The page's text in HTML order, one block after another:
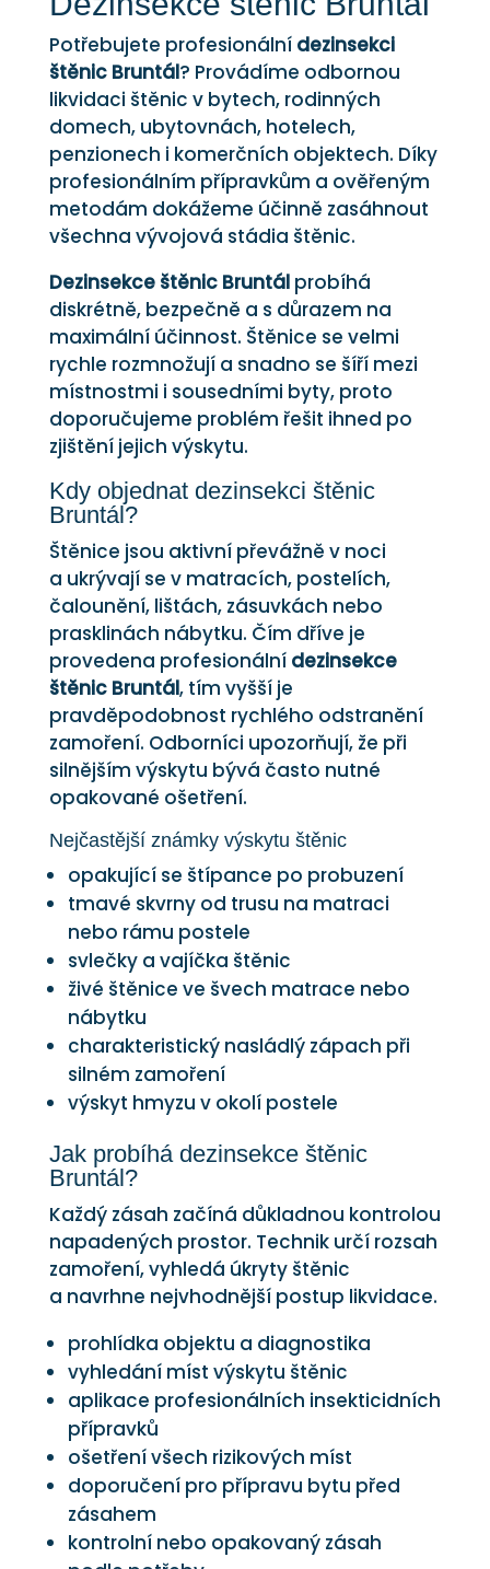
Potřebujete profesionální dezinsekci
štěnic Bruntál? Provádíme odbornou
likvidaci štěnic v bytech, rodinných
domech, ubytovnách, hotelech,
penzionech i komerčních objektech. Díky
profesionálním přípravkům a ověřeným
metodám dokážeme účinně zasáhnout
všechna vývojová stádia štěnic.
Dezinsekce štěnic Bruntálprobíhá
diskrétně, bezpečně a s důrazem na
maximální účinnost. Štěnice se velmi
rychle rozmnožují a snadno se šíří mezi
místnostmi i sousedními byty, proto
doporučujeme problém řešit ihned po
zjištění jejich výskytu.
Kdy objednat dezinsekci štěnic
Bruntál?
Štěnice jsou aktivní převážně v noci
a ukrývají se v matracích, postelích,
čalounění, lištách, zásuvkách nebo
prasklinách nábytku. Čím dříve je
provedena profesionální dezinsekce
štěnic Bruntál, tím vyšší je
pravděpodobnost rychlého odstranění
zamoření. Odborníci upozorňují, že při
silnějším výskytu bývá často nutné
opakované ošetření.
Nejčastější známky výskytu štěnic
opakující se štípance po probuzení
tmavé skvrny od trusu na matraci
nebo rámu postele
svlečky a vajíčka štěnic
živé štěnice ve švech matrace nebo
nábytku
charakteristický nasládlý zápach při
silném zamoření
výskyt hmyzu v okolí postele
Jak probíhá dezinsekce štěnic
Bruntál?
Každý zásah začíná důkladnou kontrolou
napadených prostor. Technik určí rozsah
zamoření, vyhledá úkryty štěnic
a navrhne nejvhodnější postup likvidace.
prohlídka objektu a diagnostika
vyhledání míst výskytu štěnic
aplikace profesionálních insekticidních
přípravků
ošetření všech rizikových míst
doporučení pro přípravu bytu před
zásahem
kontrolní nebo opakovaný zásah